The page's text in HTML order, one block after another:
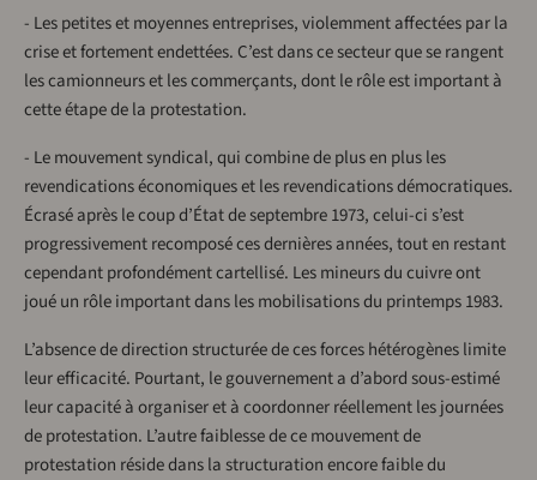
- Les petites et moyennes entreprises, violemment affectées par la
crise et fortement endettées. C’est dans ce secteur que se rangent
les camionneurs et les commerçants, dont le rôle est important à
cette étape de la protestation.
- Le mouvement syndical, qui combine de plus en plus les
revendications économiques et les revendications démocratiques.
Écrasé après le coup d’État de septembre 1973, celui-ci s’est
progressivement recomposé ces dernières années, tout en restant
cependant profondément cartellisé. Les mineurs du cuivre ont
joué un rôle important dans les mobilisations du printemps 1983.
L’absence de direction structurée de ces forces hétérogènes limite
leur efficacité. Pourtant, le gouvernement a d’abord sous-estimé
leur capacité à organiser et à coordonner réellement les journées
de protestation. L’autre faiblesse de ce mouvement de
protestation réside dans la structuration encore faible du